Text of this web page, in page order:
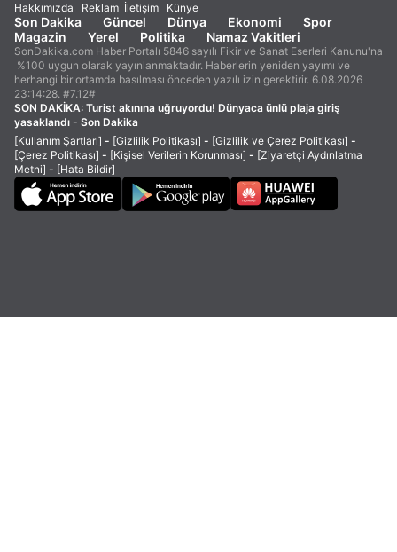
Hakkımızda Reklam İletişim Künye
Son Dakika Güncel Dünya Ekonomi
Spor
Magazin
Yerel Politika Namaz Vakitleri
SonDakika.com Haber Portalı 5846 sayılı Fikir ve Sanat Eserleri Kanunu'na
%100 uygun olarak yayınlanmaktadır. Haberlerin yeniden yayımı ve
herhangi bir ortamda basılması önceden yazılı izin gerektirir. 6.08.2026
23:14:28. #7.12#
SON DAKİKA: Turist akınına uğruyordu! Dünyaca ünlü plaja giriş
yasaklandı - Son Dakika
[Kullanım Şartları] - [Gizlilik Politikası] - [Gizlilik ve Çerez Politikası] -
[Çerez Politikası] - [Kişisel Verilerin Korunması] - [Ziyaretçi Aydınlatma
Metni] - [Hata Bildir]